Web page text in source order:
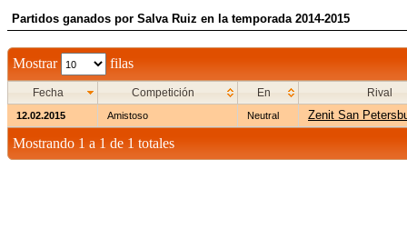
Partidos ganados por Salva Ruiz en la temporada 2014-2015
Mostrar filas
Fecha Competición En Rival
12.02.2015 Amistoso Neutral Zenit San
Mostrando 1 a 1 de 1 totales